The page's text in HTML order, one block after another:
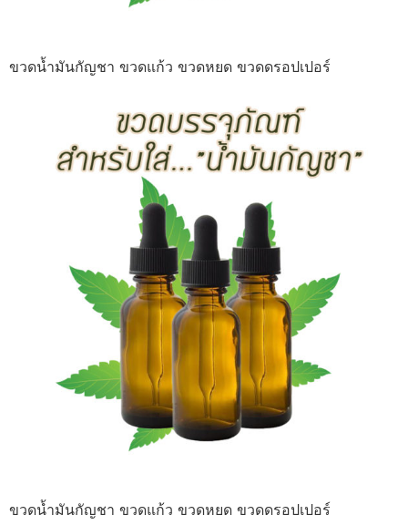
ขวดน้ำมันกัญชา ขวดแก้ว ขวดหยด ขวดดรอปเปอร์
ขวดน้ำมันกัญชา ขวดแก้ว ขวดหยด ขวดดรอปเปอร์